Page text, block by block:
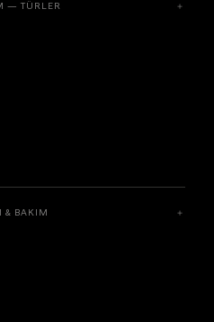
— TÜRLER ＋
& BAKIM ＋